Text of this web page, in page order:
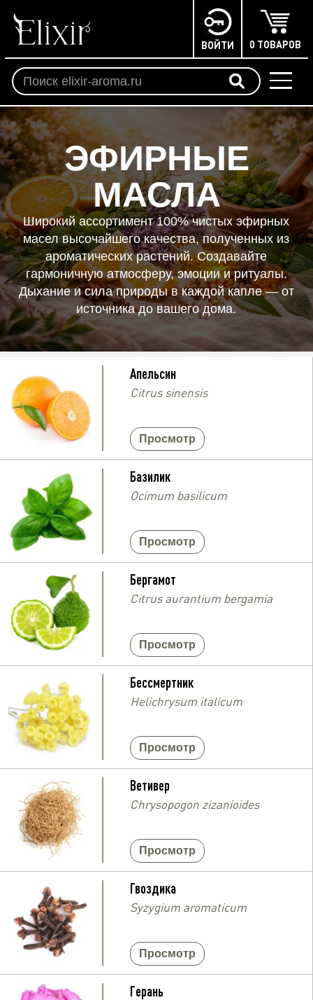
ВОЙТИ 0 ТОВАРОВ
ЭФИРНЫЕ
МАСЛА
Широкий ассортимент 100% чистых эфирных
масел высочайшего качества, полученных из
ароматических растений. Создавайте
гармоничную атмосферу, эмоции и ритуалы.
Дыхание и сила природы в каждой капле — от
источника до вашего дома.
Апельсин
Citrus sinensis
Просмотр
Базилик
Ocimum basilicum
Просмотр
Бергамот
Citrus aurantium bergamia
Просмотр
Бессмертник
Helichrysum italicum
Просмотр
Ветивер
Chrysopogon zizanioides
Просмотр
Гвоздика
Syzygium aromaticum
Просмотр
Герань